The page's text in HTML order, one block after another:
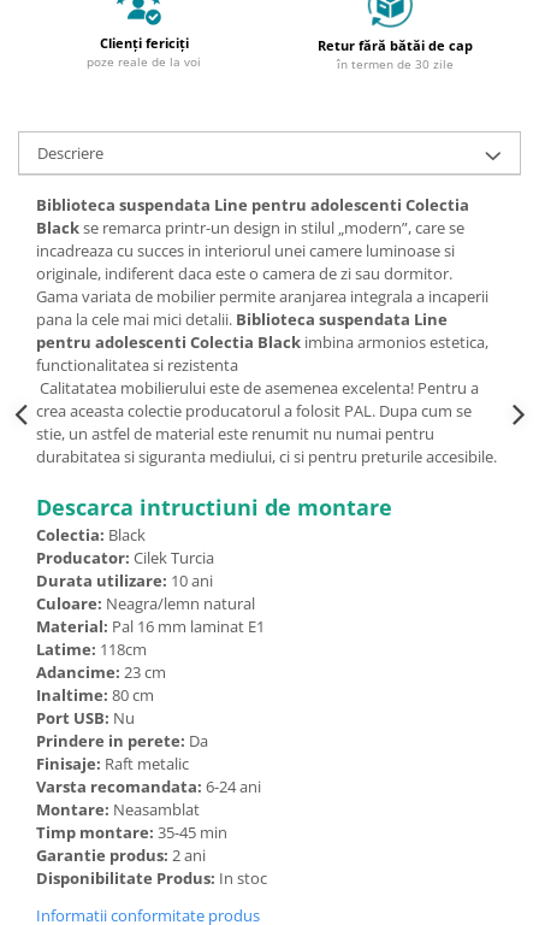
Clienți fericiți
poze reale de la voi
Retur fără bătăi de cap
în termen de 30 zile
Descriere
Biblioteca suspendata Line pentru adolescenti Colectia
Blackse remarca printr-un design in stilul „modern”, care se
incadreaza cu succes in interiorul unei camere luminoase si
originale, indiferent daca este o camera de zi sau dormitor.
Gama variata de mobilier permite aranjarea integrala a incaperii
pana la cele mai mici detalii. Biblioteca suspendata Line
pentru adolescenti Colectia Black imbina armonios estetica,
functionalitatea si rezistenta
Calitatatea mobilierului este de asemenea excelenta! Pentru a
crea aceasta colectie producatorul a folosit PAL. Dupa cum se
stie, un astfel de material este renumit nu numai pentru
durabitatea si siguranta mediului, ci si pentru preturile accesibile.
Descarca intructiuni de montare
Colectia: Black
Producator: Cilek Turcia
Durata utilizare: 10 ani
Culoare: Neagra/lemn natural
Material: Pal 16 mm laminat E1
Latime: 118cm
Adancime: 23 cm
Inaltime: 80 cm
Port USB: Nu
Prindere in perete: Da
Finisaje: Raft metalic
Varsta recomandata: 6-24 ani
Montare: Neasamblat
Timp montare: 35-45 min
Garantie produs: 2 ani
Disponibilitate Produs: In stoc
Informatii conformitate produs